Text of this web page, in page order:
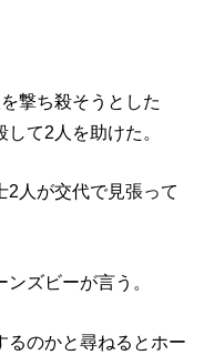
撃ち殺そうとした
て2人を助けた。
2人が交代で見張って
ズビーが言う。
るのかと尋ねるとホー